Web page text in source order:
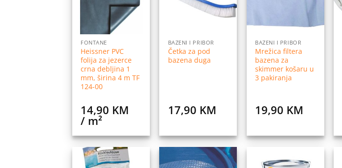
želja
FONTANE
Heissner PVC
folija za jezerce
crna debljina 1
mm, širina 4 m TF
124-00
14,90 KM
/ m²
želja
BAZENI I PRIBOR
Četka za pod
bazena duga
17,90 KM
BAZENI I PRIBOR
Mrežica filtera
bazena za
skimmer košaru u
3 pakiranja
19,90 KM